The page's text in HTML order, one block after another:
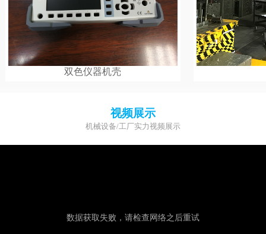
双色仪器机壳
视频展示
机械设备/工厂实力视频展示